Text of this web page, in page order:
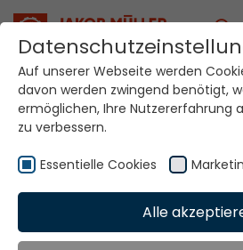
Home Meldungen News
Auf unserer Webseite werden
davon werden zwingend benötigt,
ermöglichen, Ihre Nutzererfahrung
zu verbessern.
Essentielle Cookies
Alle